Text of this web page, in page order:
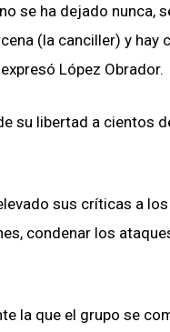
se ha dejado nunca,
(la canciller) y hay
López Obrador.
su libertad a cientos
sus críticas a
condenar los
la que el grupo se